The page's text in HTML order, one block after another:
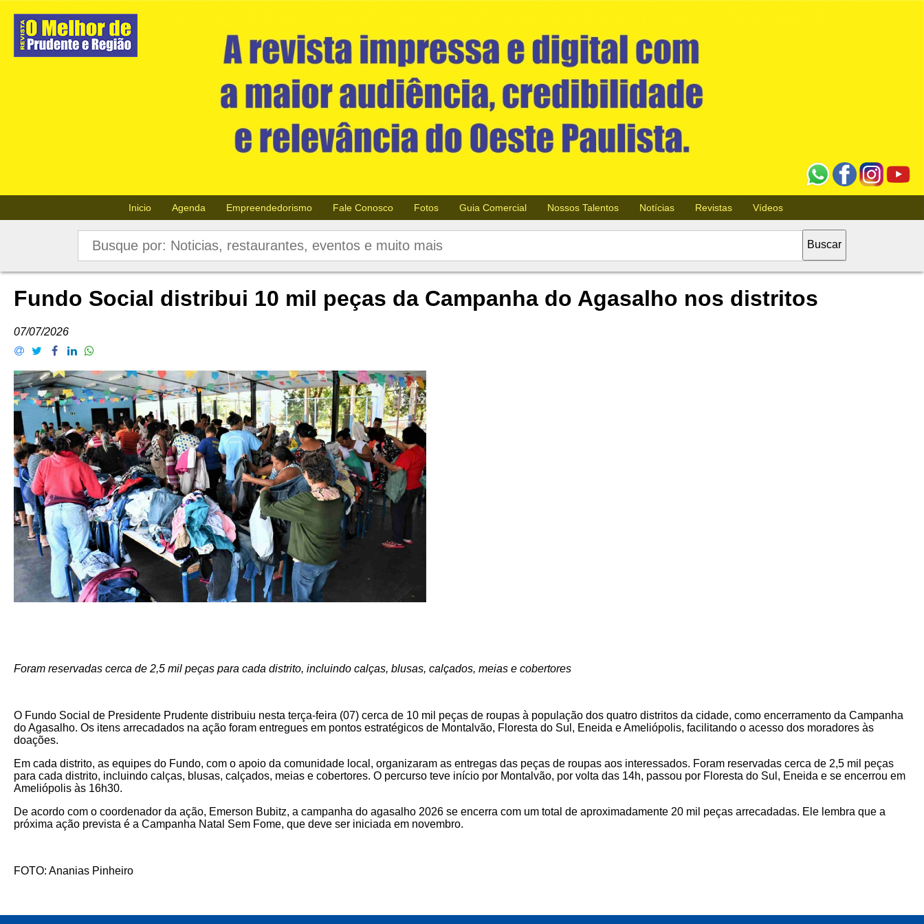
Inicio Agenda Empreendedorismo Fale Conosco Fotos Guia Comercial Nossos Talentos Notícias Revistas Vídeos
Fundo Social distribui 10 mil peças da Campanha do Agasalho nos distritos
07/07/2026
Foram reservadas cerca de 2,5 mil peças para cada distrito, incluindo calças, blusas, calçados, meias e cobertores
O Fundo Social de Presidente Prudente distribuiu nesta terça-feira (07) cerca de 10 mil peças de roupas à população dos quatro distritos da cidade, como encerramento da Campanha
do Agasalho. Os itens arrecadados na ação foram entregues em pontos estratégicos de Montalvão, Floresta do Sul, Eneida e Ameliópolis, facilitando o acesso dos moradores às
doações.
Em cada distrito, as equipes do Fundo, com o apoio da comunidade local, organizaram as entregas das peças de roupas aos interessados. Foram reservadas cerca de 2,5 mil peças
para cada distrito, incluindo calças, blusas, calçados, meias e cobertores. O percurso teve início por Montalvão, por volta das 14h, passou por Floresta do Sul, Eneida e se encerrou em
Ameliópolis às 16h30.
De acordo com o coordenador da ação, Emerson Bubitz, a campanha do agasalho 2026 se encerra com um total de aproximadamente 20 mil peças arrecadadas. Ele lembra que a
próxima ação prevista é a Campanha Natal Sem Fome, que deve ser iniciada em novembro.
FOTO: Ananias Pinheiro